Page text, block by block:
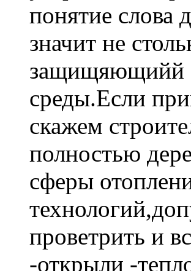
понятие слова
значит не
защищяющийй
среды.Если
скажем
полностью
сферы
проветрить и
-открыли -